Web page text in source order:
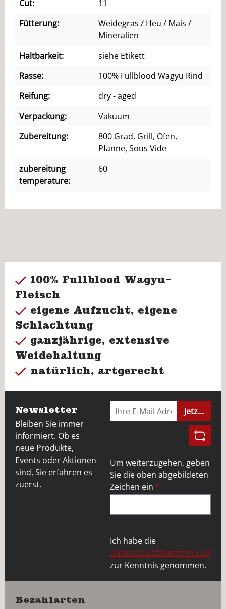
Cut:
11
Fütterung:
Weidegras / Heu / Mais /
Mineralien
Haltbarkeit:
siehe Etikett
Rasse:
100% Fullblood Wagyu Rind
Reifung:
dry - aged
Verpackung:
Vakuum
Zubereitung:
800 Grad, Grill, Ofen,
Pfanne, Sous Vide
zubereitung
temperature:
60
100% Fullblood Wagyu-
Fleisch
eigene Aufzucht, eigene
Schlachtung
ganzjährige, extensive
Weidehaltung
natürlich, artgerecht
Newsletter
Bleiben Sie immer
informiert. Ob es
neue Produkte,
Events oder Aktionen
sind, Sie erfahren es
zuerst.
Jetzt
Um weiterzugehen, geben
Sie die oben abgebildeten
Zeichen ein *
Ich habe die
Datenschutzsbestimmung
zur Kenntnis genommen.
Bezahlarten